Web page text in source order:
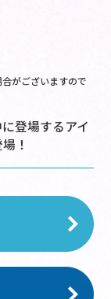
がございますので
登場するアイ
！